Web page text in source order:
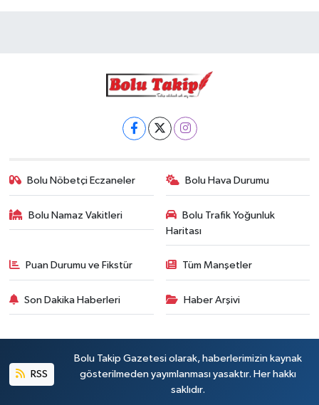
Bolu Nöbetçi Eczaneler Bolu Hava Durumu
Bolu Namaz Vakitleri
Bolu Trafik Yoğunluk
Haritası
Puan Durumu ve Fikstür Tüm Manşetler
Son Dakika Haberleri Haber Arşivi
RSS
Bolu Takip Gazetesi olarak, haberlerimizin kaynak
gösterilmeden yayımlanması yasaktır. Her hakkı
saklıdır.